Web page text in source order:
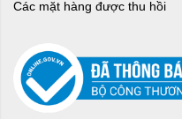
Các mặt hàng được thu hồi